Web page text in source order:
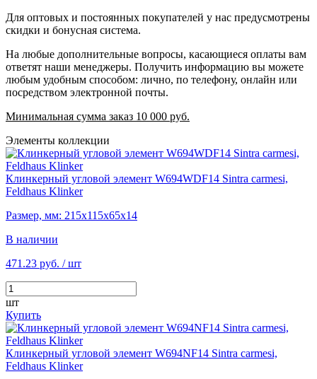
Для оптовых и постоянных покупателей у нас предусмотрены
скидки и бонусная система.
На любые дополнительные вопросы, касающиеся оплаты вам
ответят наши менеджеры. Получить информацию вы можете
любым удобным способом: лично, по телефону, онлайн или
посредством электронной почты.
Минимальная сумма заказ 10 000 руб.
Элементы коллекции
Клинкерный угловой элемент W694WDF14 Sintra carmesi,
Feldhaus Klinker
Размер, мм: 215х115х65х14
В наличии
471.23 руб. / шт
шт
Купить
Клинкерный угловой элемент W694NF14 Sintra carmesi,
Feldhaus Klinker